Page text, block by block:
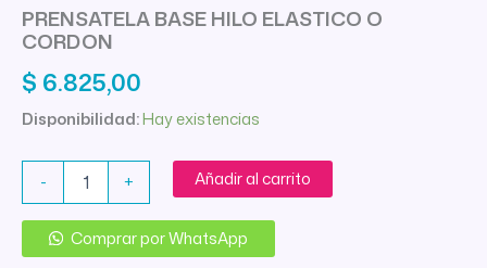
PRENSATELA BASE HILO ELASTICO O
CORDON
$ 6.825,00
Disponibilidad:Hay existencias
-
BASE
ELASTICO
O
+ Añadir al carrito
Comprar por WhatsApp